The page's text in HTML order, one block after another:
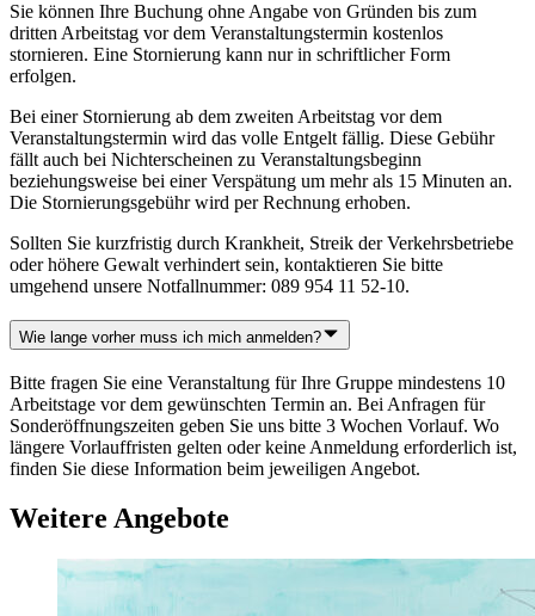
Sie können Ihre Buchung ohne Angabe von Gründen bis zum
dritten Arbeitstag vor dem Veranstaltungstermin kostenlos
stornieren. Eine Stornierung kann nur in schriftlicher Form
erfolgen.
Bei einer Stornierung ab dem zweiten Arbeitstag vor dem
Veranstaltungstermin wird das volle Entgelt fällig. Diese Gebühr
fällt auch bei Nichterscheinen zu Veranstaltungsbeginn
beziehungsweise bei einer Verspätung um mehr als 15 Minuten an.
Die Stornierungsgebühr wird per Rechnung erhoben.
Sollten Sie kurzfristig durch Krankheit, Streik der Verkehrsbetriebe
oder höhere Gewalt verhindert sein, kontaktieren Sie bitte
umgehend unsere Notfallnummer: 089 954 11 52-10.
Wie lange vorher muss ich mich anmelden?
Bitte fragen Sie eine Veranstaltung für Ihre Gruppe mindestens 10
Arbeitstage vor dem gewünschten Termin an. Bei Anfragen für
Sonderöffnungszeiten geben Sie uns bitte 3 Wochen Vorlauf. Wo
längere Vorlauffristen gelten oder keine Anmeldung erforderlich ist,
finden Sie diese Information beim jeweiligen Angebot.
Weitere Angebote